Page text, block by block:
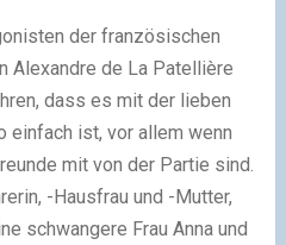
der französischen
Alexandre de La Patellière
dass es mit der lieben
einfach ist, vor allem wenn
mit von der Partie sind.
-Hausfrau und -Mutter,
schwangere Frau Anna und